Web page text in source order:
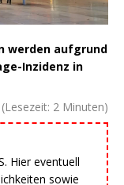
werden aufgrund
Inzidenz in
(Lesezeit: 2 Minuten)
Hier eventuell
sowie